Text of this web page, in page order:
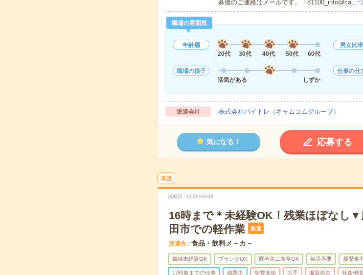
募後のご連絡はメールです。「81100_info@ca…
職場の雰囲気
年齢層
20代
30代 40代 50代 60代
男女比率
職場の様子
活気がある
しずか
仕事の仕
派遣会社 株式会社バイトレ（キャムコムグループ）
気になる！ 応募する
未読
掲載日 2026/08/08
16時まで＊未経験OK！残業ほぼなし
田市での軽作業
派遣
派遣先 食品・飲料メ－カ－
職種未経験OK ブランクOK 既卒第二新卒OK 英語不要 履歴書
17時前までの仕事 残業少 交費支給 大手 服装自由 社食/補